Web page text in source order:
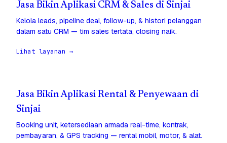
Jasa Bikin Aplikasi CRM & Sales di Sinjai
Kelola leads, pipeline deal, follow-up, & histori pelanggan
dalam satu CRM — tim sales tertata, closing naik.
Lihat layanan →
Jasa Bikin Aplikasi Rental & Penyewaan di
Sinjai
Booking unit, ketersediaan armada real-time, kontrak,
pembayaran, & GPS tracking — rental mobil, motor, & alat.